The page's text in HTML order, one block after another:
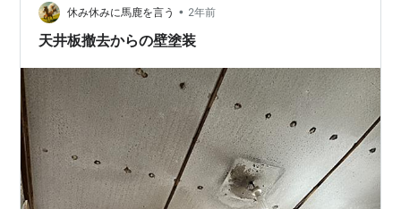
板の取り付け (4)ダクトカバーの取り付け 出典・引用・
備考 0.段ボール製塗装ブース 側面から見た形状…
休み休みに馬鹿を言う • 2年前
天井板撤去からの壁塗装